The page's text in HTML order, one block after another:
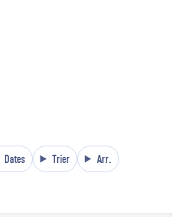
Dates Trier Arr.